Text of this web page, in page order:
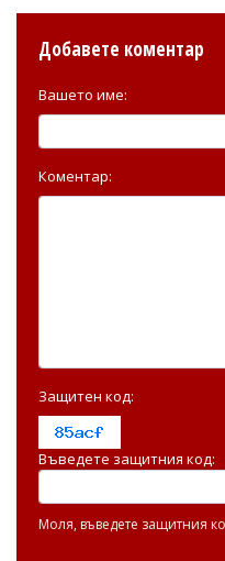
Добавете коментар
Вашето име:
Коментар:
Защитен код:
Въведете защитния код:
Моля, въведете защитния